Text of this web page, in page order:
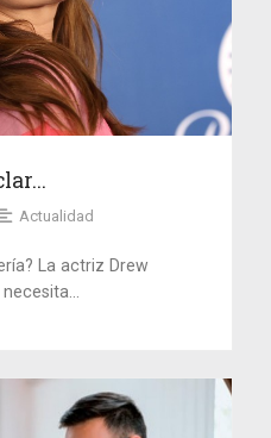
Actualidad
La actriz Drew